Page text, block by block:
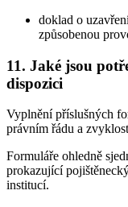
doklad o
způsobenou
11. Jaké jsou
dispozici
Vyplnění příslušných
právním řádu a
Formuláře ohledně
prokazující
institucí.